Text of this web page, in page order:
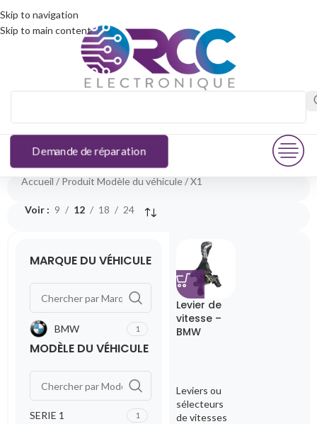
Skip to navigation
Skip to main content
Demande de réparation
Accueil Produit Modèle du véhicule X1
Voir 9 12 18 24
MARQUE DU VÉHICULE
BMW 1
MODÈLE DU VÉHICULE
SERIE 1 1
Levier de
vitesse –
BMW
Leviers ou
sélecteurs
de vitesses